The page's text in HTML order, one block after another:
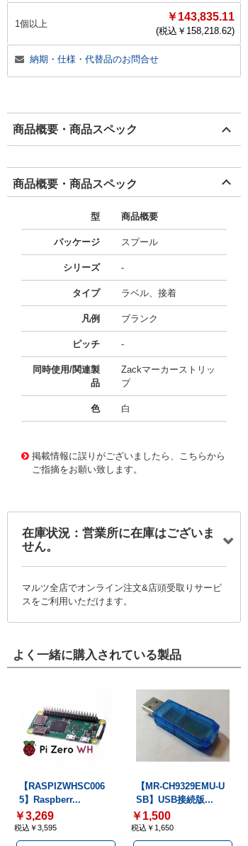
1個以上
￥143,835.11
(税込￥ 158,218.62)
納期・仕様・代替品のお問合せ
商品概要・商品スペック
商品概要・商品スペック
型 商品概要
パッケージ スプール
シリーズ -
タイプ ラベル、接着
凡例 ブランク
ピッチ -
同時使用/関連製
品
Zackマーカーストリッ
プ
色 白
掲載情報に誤りがございましたら、こちらから
ご指摘をお願い致します。
在庫状況：営業所に在庫はございま
せん。
マルツ全店でオンライン注文&店頭受取りサービ
スをご利用いただけます。
よく一緒に購入されている製品
【RASPIZWHSC006
5】Raspberr...
￥3,269
税込￥3,595
【MR-CH9329EMU-U
SB】USB接続版...
￥1,500
税込￥1,650